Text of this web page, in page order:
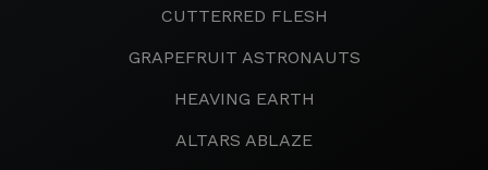
CUTTERRED FLESH
GRAPEFRUIT ASTRONAUTS
HEAVING EARTH
ALTARS ABLAZE